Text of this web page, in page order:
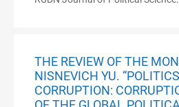
THE REVIEW OF THE
NISNEVICH YU.
CORRUPTION: